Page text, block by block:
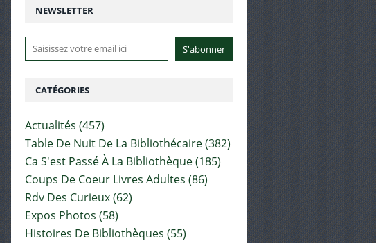
NEWSLETTER
CATÉGORIES
Actualités (457)
Table De Nuit De La Bibliothécaire(382)
Ca S'est Passé À La Bibliothèque(185)
Coups De Coeur Livres Adultes (86)
Rdv Des Curieux(62)
Expos Photos (58)
Histoires De Bibliothèques (55)